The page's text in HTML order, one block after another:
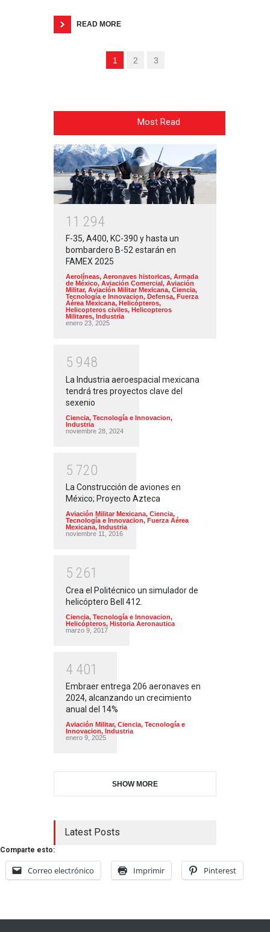
READ MORE
1 2 3
Most Read
1 1 294
F-35, A400, KC-390 y hasta un
bombardero B-52 estarán en
FAMEX 2025
Aerolíneas, Aeronaves historicas, Armada
de México, Aviación Comercial, Aviación
Militar, Aviación Militar Mexicana, Ciencia,
Tecnología e Innovacion, Defensa, Fuerza
Aérea Mexicana, Helicópteros,
Helicopteros civiles, Helicopteros
Militares, Industria
enero 23, 2025
5 948
La Industria aeroespacial mexicana
tendrá tres proyectos clave del
sexenio
Ciencia, Tecnología e Innovacion,
Industria
noviembre 28, 2024
5 720
La Construcción de aviones en
México; Proyecto Azteca
Aviación Militar Mexicana, Ciencia,
Tecnología e Innovacion, Fuerza Aérea
Mexicana, Industria
noviembre 11, 2016
5 261
Crea el Politécnico un simulador de
helicóptero Bell 412.
Ciencia, Tecnología e Innovacion,
Helicópteros, Historia Aeronautica
marzo 9, 2017
4 401
Embraer entrega 206 aeronaves en
2024, alcanzando un crecimiento
anual del 14%
Aviación Militar, Ciencia, Tecnología e
Innovacion, Industria
enero 9, 2025
SHOW MORE
Latest Posts
Comparte esto:
Correo electrónico Imprimir Pinterest